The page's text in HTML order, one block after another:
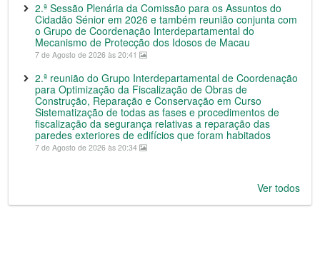
2.ª Sessão Plenária da Comissão para os Assuntos do
Cidadão Sénior em 2026 e também reunião conjunta com
o Grupo de Coordenação Interdepartamental do
Mecanismo de Protecção dos Idosos de Macau
7 de Agosto de 2026 às 20:41
2.ª reunião do Grupo Interdepartamental de Coordenação
para Optimização da Fiscalização de Obras de
Construção, Reparação e Conservação em Curso
Sistematização de todas as fases e procedimentos de
fiscalização da segurança relativas a reparação das
paredes exteriores de edifícios que foram habitados
7 de Agosto de 2026 às 20:34
Ver todos